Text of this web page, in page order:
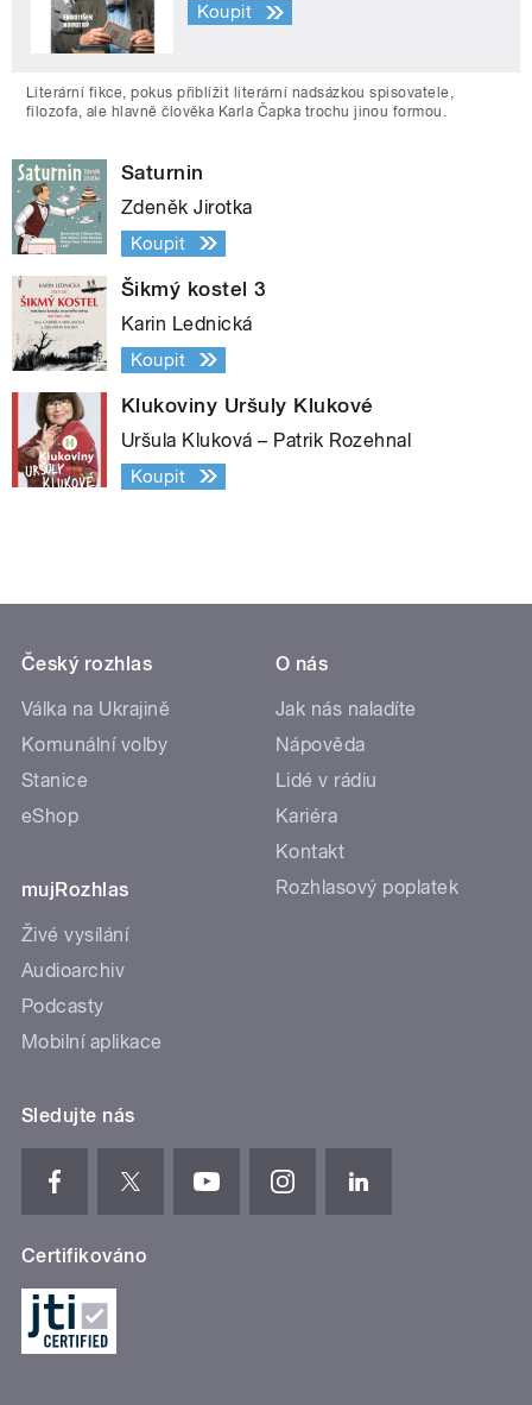
Koupit
Literární fikce, pokus přiblížit literární nadsázkou spisovatele,
filozofa, ale hlavně člověka Karla Čapka trochu jinou formou.
Saturnin
Zdeněk Jirotka
Koupit
Šikmý kostel 3
Karin Lednická
Koupit
Klukoviny Uršuly Klukové
Uršula Kluková – Patrik Rozehnal
Koupit
Český rozhlas
Válka na Ukrajině
Komunální volby
Stanice
eShop
mujRozhlas
Živé vysílání
Audioarchiv
Podcasty
Mobilní aplikace
O nás
Jak nás naladíte
Nápověda
Lidé v rádiu
Kariéra
Kontakt
Rozhlasový poplatek
Sledujte nás
Certifikováno